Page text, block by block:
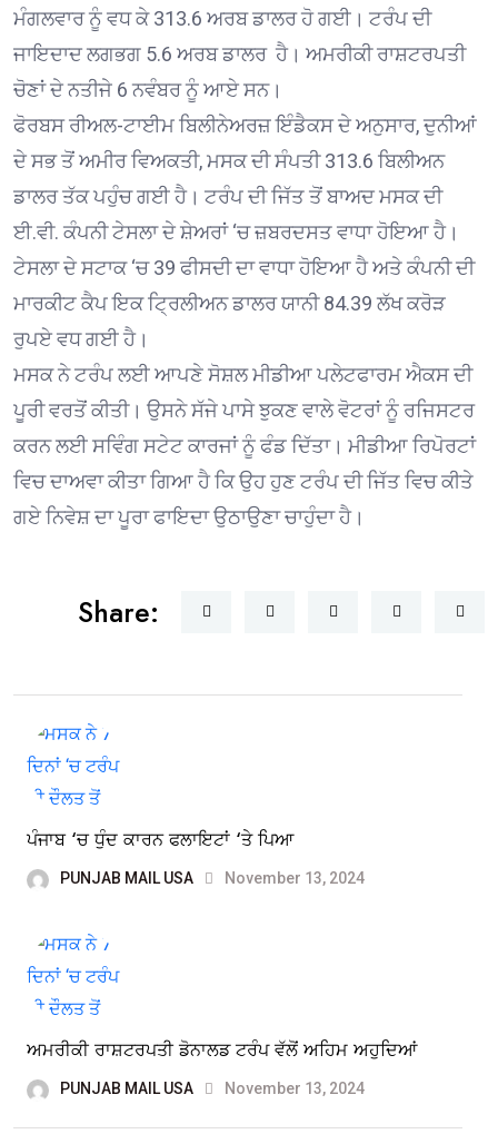
ਮੰਗਲਵਾਰ ਨੂੰ ਵਧ ਕੇ 313.6 ਅਰਬ ਡਾਲਰ ਹੋ ਗਈ। ਟਰੰਪ ਦੀ
ਜਾਇਦਾਦ ਲਗਭਗ 5.6 ਅਰਬ ਡਾਲਰ ਹੈ। ਅਮਰੀਕੀ ਰਾਸ਼ਟਰਪਤੀ
ਚੋਣਾਂ ਦੇ ਨਤੀਜੇ 6 ਨਵੰਬਰ ਨੂੰ ਆਏ ਸਨ।
ਫੋਰਬਸ ਰੀਅਲ-ਟਾਈਮ ਬਿਲੀਨੇਅਰਜ਼ ਇੰਡੈਕਸ ਦੇ ਅਨੁਸਾਰ, ਦੁਨੀਆਂ
ਦੇ ਸਭ ਤੋਂ ਅਮੀਰ ਵਿਅਕਤੀ, ਮਸਕ ਦੀ ਸੰਪਤੀ 313.6 ਬਿਲੀਅਨ
ਡਾਲਰ ਤੱਕ ਪਹੁੰਚ ਗਈ ਹੈ। ਟਰੰਪ ਦੀ ਜਿੱਤ ਤੋਂ ਬਾਅਦ ਮਸਕ ਦੀ
ਈ.ਵੀ. ਕੰਪਨੀ ਟੇਸਲਾ ਦੇ ਸ਼ੇਅਰਾਂ ‘ਚ ਜ਼ਬਰਦਸਤ ਵਾਧਾ ਹੋਇਆ ਹੈ।
ਟੇਸਲਾ ਦੇ ਸਟਾਕ ‘ਚ 39 ਫੀਸਦੀ ਦਾ ਵਾਧਾ ਹੋਇਆ ਹੈ ਅਤੇ ਕੰਪਨੀ ਦੀ
ਮਾਰਕੀਟ ਕੈਪ ਇਕ ਟ੍ਰਿਲੀਅਨ ਡਾਲਰ ਯਾਨੀ 84.39 ਲੱਖ ਕਰੋੜ
ਰੁਪਏ ਵਧ ਗਈ ਹੈ।
ਮਸਕ ਨੇ ਟਰੰਪ ਲਈ ਆਪਣੇ ਸੋਸ਼ਲ ਮੀਡੀਆ ਪਲੇਟਫਾਰਮ ਐਕਸ ਦੀ
ਪੂਰੀ ਵਰਤੋਂ ਕੀਤੀ। ਉਸਨੇ ਸੱਜੇ ਪਾਸੇ ਝੁਕਣ ਵਾਲੇ ਵੋਟਰਾਂ ਨੂੰ ਰਜਿਸਟਰ
ਕਰਨ ਲਈ ਸਵਿੰਗ ਸਟੇਟ ਕਾਰਜਾਂ ਨੂੰ ਫੰਡ ਦਿੱਤਾ। ਮੀਡੀਆ ਰਿਪੋਰਟਾਂ
ਵਿਚ ਦਾਅਵਾ ਕੀਤਾ ਗਿਆ ਹੈ ਕਿ ਉਹ ਹੁਣ ਟਰੰਪ ਦੀ ਜਿੱਤ ਵਿਚ ਕੀਤੇ
ਗਏ ਨਿਵੇਸ਼ ਦਾ ਪੂਰਾ ਫਾਇਦਾ ਉਠਾਉਣਾ ਚਾਹੁੰਦਾ ਹੈ।
Share:
ਪੰਜਾਬ ‘ਚ ਧੁੰਦ ਕਾਰਨ ਫਲਾਇਟਾਂ ‘ਤੇ ਪਿਆ
PUNJAB MAIL USA November 13, 2024
ਅਮਰੀਕੀ ਰਾਸ਼ਟਰਪਤੀ ਡੋਨਾਲਡ ਟਰੰਪ ਵੱਲੋਂ ਅਹਿਮ ਅਹੁਦਿਆਂ
PUNJAB MAIL USA November 13, 2024